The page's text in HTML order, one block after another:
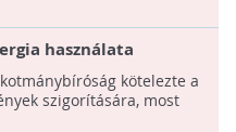
használata
házaknál
kötelezte a
szigorítására, most